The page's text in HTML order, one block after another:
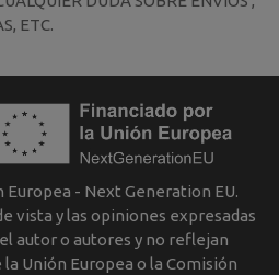
ETC.
Europea - Next Generation EU.
vista y las opiniones expresadas
autor o autores y no reflejan
Unión Europea o la Comisión